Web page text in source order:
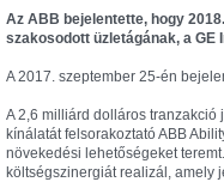
Az ABB bejelentette, hogy
szakosodott üzletágának, a GE
A 2017. szeptember 25-én
A 2,6 milliárd dolláros tranzakció
kínálatát felsorakoztató ABB
növekedési lehetőségeket
költségszinergiát realizál, amely